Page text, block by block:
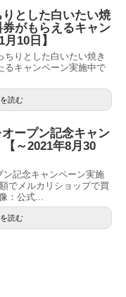
とした白いたい焼
がもらえるキャン
10日】
ちりとした白いたい焼き
るキャンペーン実施中で
読む
ープン記念キャン
～2021年8月30
ン記念キャンペーン実施
でメルカリショップで買
：公式...
読む